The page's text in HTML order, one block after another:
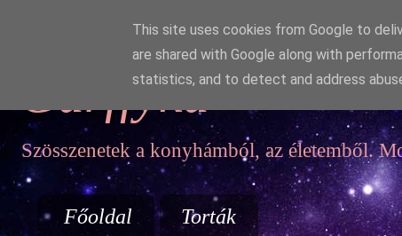
Garffyka
Szösszenetek a konyhámból, az életemből.
Főoldal Torták
This site uses cookies from Google to
are shared with Google along with
statistics, and to detect and address